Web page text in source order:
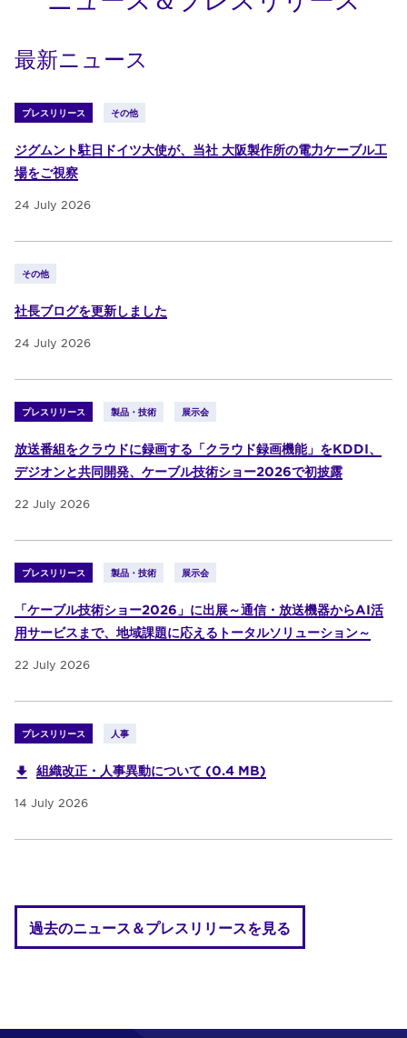
最新ニュース
プレスリリース その他
ジグムント駐日ドイツ大使が、当社 大阪製作所の電力ケーブル工
場をご視察
24 July 2026
その他
社長ブログを更新しました
24 July 2026
プレスリリース 製品・技術 展示会
放送番組をクラウドに録画する「クラウド録画機能」をKDDI、
デジオンと共同開発、ケーブル技術ショー2026で初披露
22 July 2026
プレスリリース 製品・技術 展示会
「ケーブル技術ショー2026」に出展～通信・放送機器からAI活
用サービスまで、地域課題に応えるトータルソリューション～
22 July 2026
プレスリリース 人事
組織改正・人事異動について (0.4 MB)
14 July 2026
過去のニュース＆プレスリリースを見る